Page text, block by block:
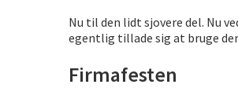
Nu til den lidt sjovere del. Nu
egentlig tillade sig at bruge
Firmafesten